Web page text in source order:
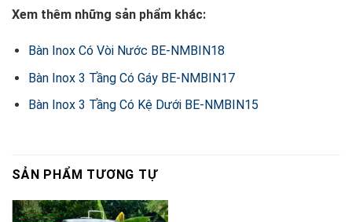
Xem thêm những sản phẩm khác:
Bàn Inox Có Vòi Nước BE-NMBIN18
Bàn Inox 3 Tầng Có Gáy BE-NMBIN17
Bàn Inox 3 Tầng Có Kệ Dưới BE-NMBIN15
SẢN PHẨM TƯƠNG TỰ